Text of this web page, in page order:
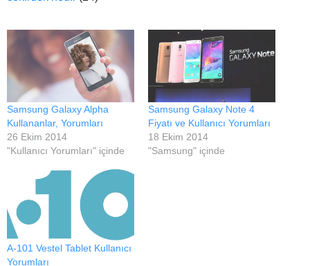
Samsung Galaxy Alpha
Kullananlar, Yorumları
26 Ekim 2014
"Kullanıcı Yorumları" içinde
Samsung Galaxy Note 4
Fiyatı ve Kullanıcı Yorumları
18 Ekim 2014
"Samsung" içinde
A-101 Vestel Tablet Kullanıcı
Yorumları